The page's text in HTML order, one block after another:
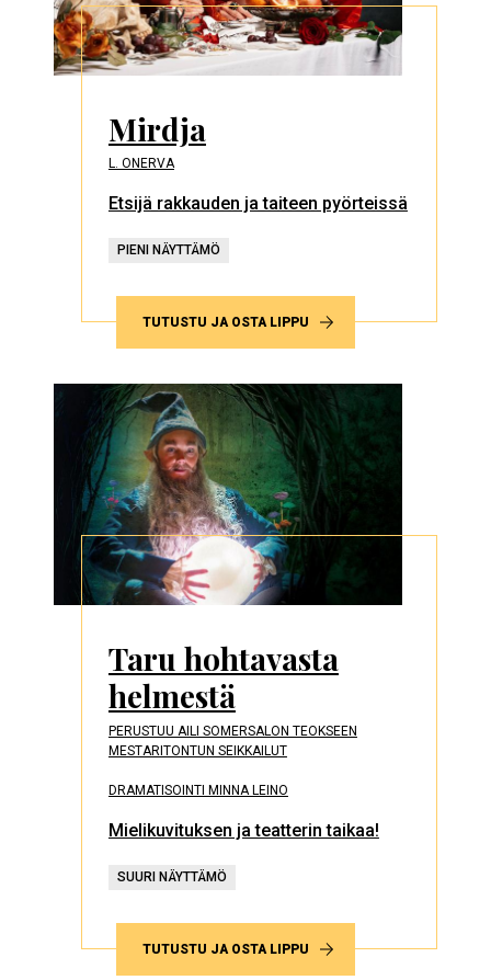
Mirdja
L. ONERVA
Etsijä rakkauden ja taiteen pyörteissä
PIENI NÄYTTÄMÖ
TUTUSTU JA OSTA LIPPU
Taru hohtavasta
helmestä
PERUSTUU AILI SOMERSALON TEOKSEEN
MESTARITONTUN SEIKKAILUT
DRAMATISOINTI MINNA LEINO
Mielikuvituksen ja teatterin taikaa!
SUURI NÄYTTÄMÖ
TUTUSTU JA OSTA LIPPU